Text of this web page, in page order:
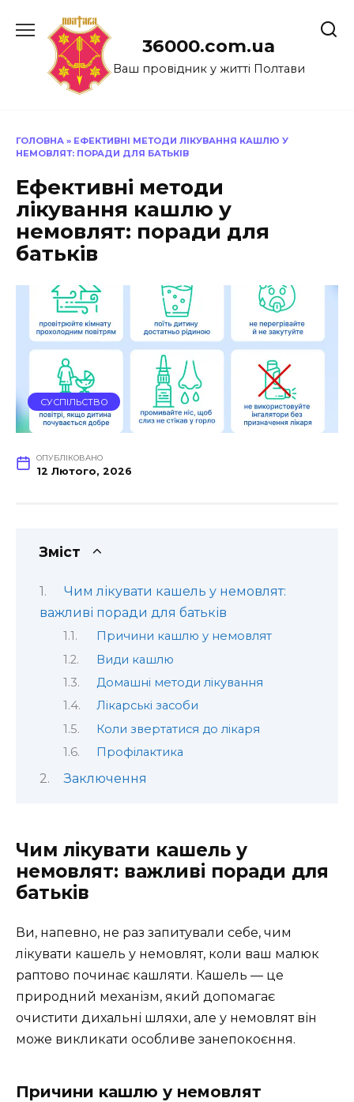
до
36000.com.ua
Ваш провідник у житті Полтави
ГОЛОВНА » ЕФЕКТИВНІ МЕТОДИ ЛІКУВАННЯ КАШЛЮ У
НЕМОВЛЯТ: ПОРАДИ ДЛЯ БАТЬКІВ
Ефективні методи
лікування кашлю у
немовлят: поради для
батьків
СУСПІЛЬСТВО
ОПУБЛІКОВАНО
12 Лютого, 2026
Зміст
Чим лікувати кашель у немовлят:
важливі поради для батьків
Причини кашлю у немовлят
Види кашлю
Домашні методи лікування
Лікарські засоби
Коли звертатися до лікаря
Профілактика
Заключення
Чим лікувати кашель у
немовлят: важливі поради для
батьків
Ви, напевно, не раз запитували себе, чим
лікувати кашель у немовлят, коли ваш малюк
раптово починає кашляти. Кашель — це
природний механізм, який допомагає
очистити дихальні шляхи, але у немовлят він
може викликати особливе занепокоєння.
Причини кашлю у немовлят